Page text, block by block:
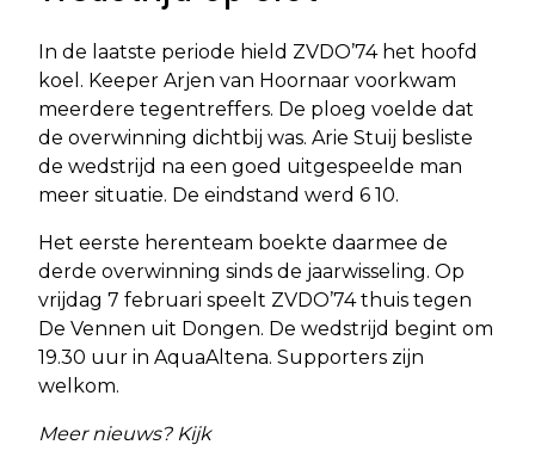
In de laatste periode hield ZVDO’74 het hoofd
koel. Keeper Arjen van Hoornaar voorkwam
meerdere tegentreffers. De ploeg voelde dat
de overwinning dichtbij was. Arie Stuij besliste
de wedstrijd na een goed uitgespeelde man
meer situatie. De eindstand werd 6 10.
Het eerste herenteam boekte daarmee de
derde overwinning sinds de jaarwisseling. Op
vrijdag 7 februari speelt ZVDO’74 thuis tegen
De Vennen uit Dongen. De wedstrijd begint om
19.30 uur in AquaAltena. Supporters zijn
welkom.
Meer nieuws? Kijk